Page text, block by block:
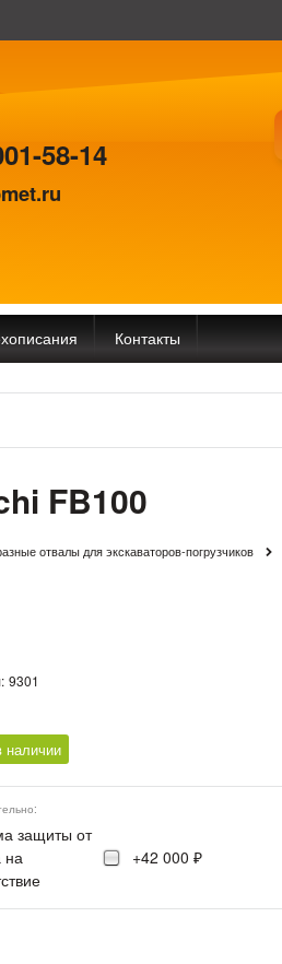
58-14
Контакты
FB100
отвалы для экскаваторов-погрузчиков
9301
наличии
защиты от
на
+42 000 ₽